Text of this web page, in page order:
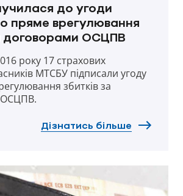
до угоди
пряме врегулювання
договорами ОСЦПВ
року 17 страхових
МТСБУ підписали угоду
збитків за
Дізнатись більше